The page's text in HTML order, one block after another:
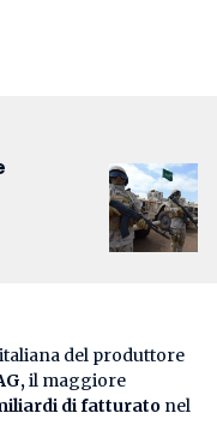
del produttore
il maggiore
di fatturato nel